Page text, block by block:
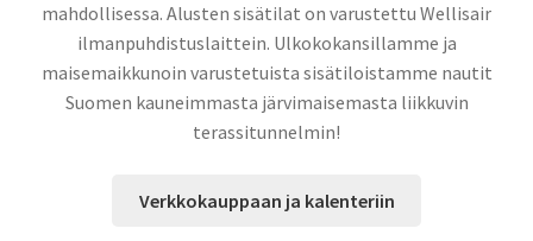
mahdollisessa. Alusten sisätilat on varustettu Wellisair
ilmanpuhdistuslaittein. Ulkokokansillamme ja
maisemaikkunoin varustetuista sisätiloistamme nautit
Suomen kauneimmasta järvimaisemasta liikkuvin
terassitunnelmin!
Verkkokauppaan ja kalenteriin